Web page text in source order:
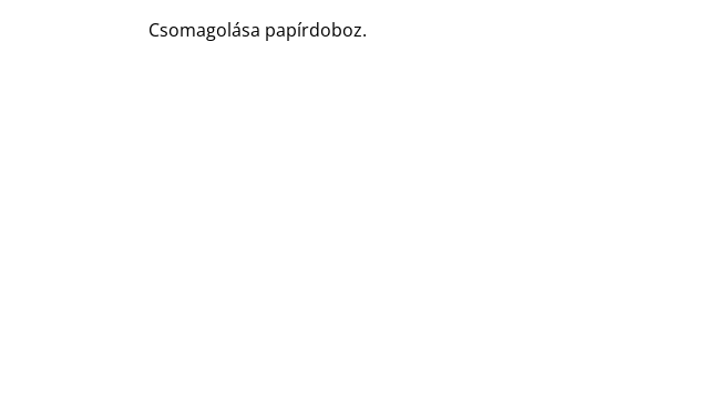
Csomagolása papírdoboz.